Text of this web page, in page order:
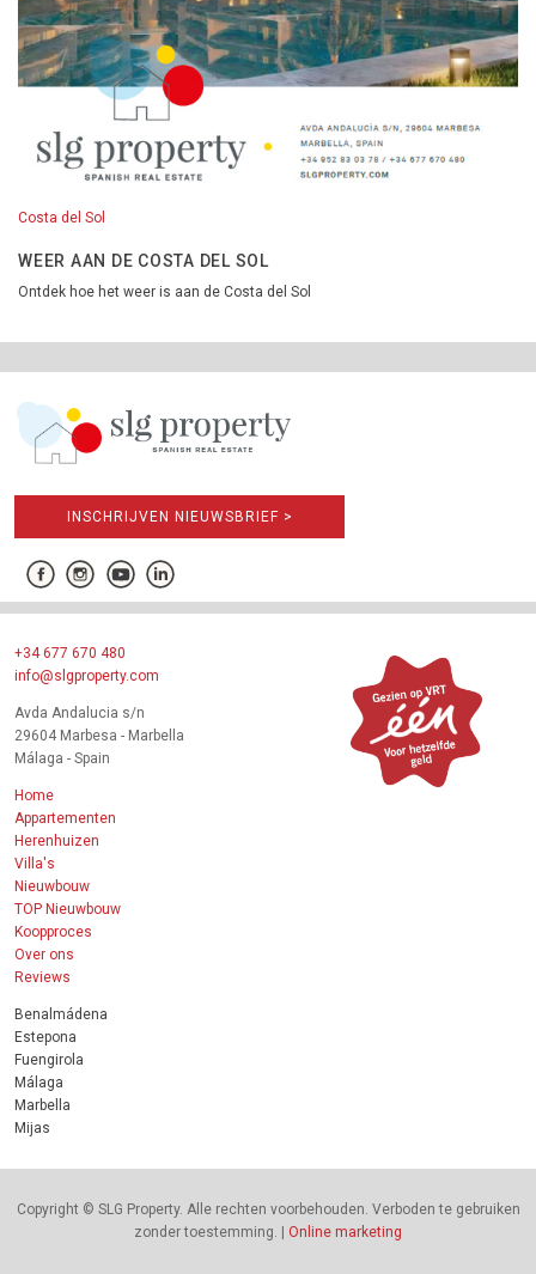
Costa del Sol
WEER AAN DE COSTA DEL SOL
Ontdek hoe het weer is aan de Costa del Sol
INSCHRIJVEN NIEUWSBRIEF >
+34 677 670 480
info@slgproperty.com
Avda Andalucia s/n
29604 Marbesa - Marbella
Málaga - Spain
Home
Appartementen
Herenhuizen
Villa's
Nieuwbouw
TOP Nieuwbouw
Koopproces
Over ons
Reviews
Benalmádena
Estepona
Fuengirola
Málaga
Marbella
Mijas
Copyright © SLG Property. Alle rechten voorbehouden. Verboden te gebruiken
zonder toestemming. | Online marketing